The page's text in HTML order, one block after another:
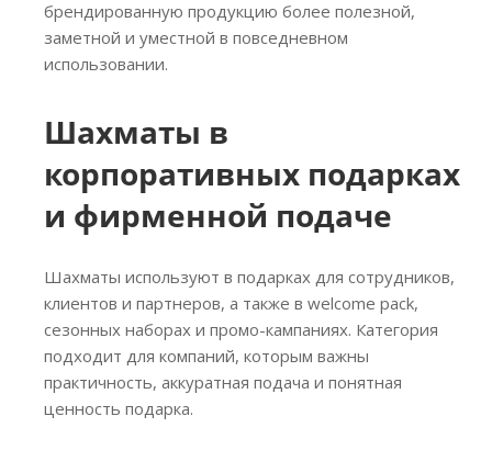
брендированную продукцию более полезной,
заметной и уместной в повседневном
использовании.
Шахматы в
корпоративных подарках
и фирменной подаче
Шахматы используют в подарках для сотрудников,
клиентов и партнеров, а также в welcome pack,
сезонных наборах и промо-кампаниях. Категория
подходит для компаний, которым важны
практичность, аккуратная подача и понятная
ценность подарка.